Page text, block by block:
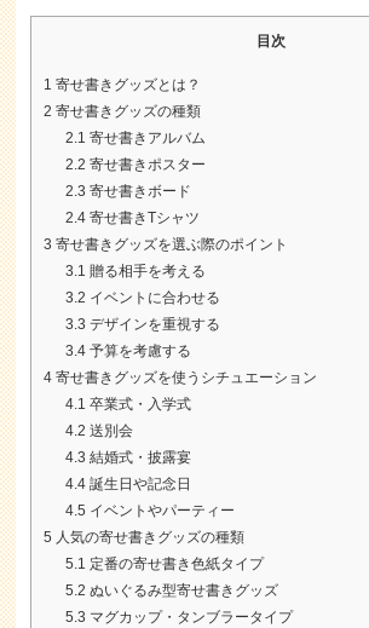
目次
1 寄せ書きグッズとは？
2 寄せ書きグッズの種類
2.1 寄せ書きアルバム
2.2 寄せ書きポスター
2.3 寄せ書きボード
2.4 寄せ書きTシャツ
3 寄せ書きグッズを選ぶ際のポイント
3.1 贈る相手を考える
3.2 イベントに合わせる
3.3 デザインを重視する
3.4 予算を考慮する
4 寄せ書きグッズを使うシチュエーション
4.1 卒業式・入学式
4.2 送別会
4.3 結婚式・披露宴
4.4 誕生日や記念日
4.5 イベントやパーティー
5 人気の寄せ書きグッズの種類
5.1 定番の寄せ書き色紙タイプ
5.2 ぬいぐるみ型寄せ書きグッズ
5.3 マグカップ・タンブラータイプ